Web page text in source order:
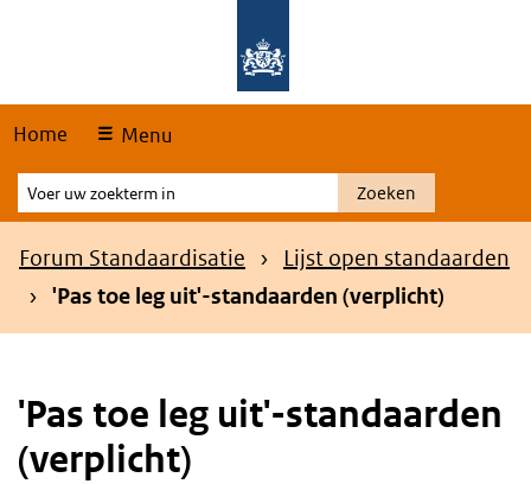
Home Menu
Voer
uw
zoekterm
Zoeken
Kruimelpad
Forum Standaardisatie
Lijst open standaarden
'Pas toe leg uit'-standaarden (verplicht)
'Pas toe leg uit'-standaarden
(verplicht)